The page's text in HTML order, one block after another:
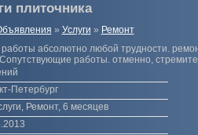
плиточника
» Услуги » Ремонт
абсолютно любой трудности.
работы. отменно,
Петербург
Ремонт, 6 месяцев